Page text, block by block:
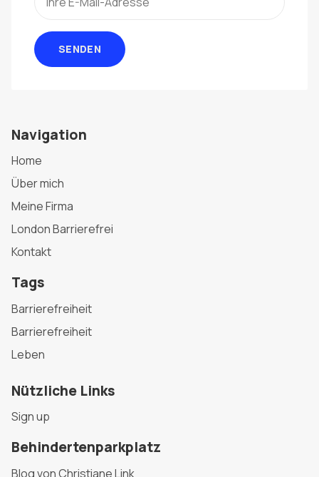
SENDEN
Navigation
Home
Über mich
Meine Firma
London Barrierefrei
Kontakt
Tags
Barrierefreiheit
Barrierefreiheit
Leben
Nützliche Links
Sign up
Behindertenparkplatz
Blog von Christiane Link